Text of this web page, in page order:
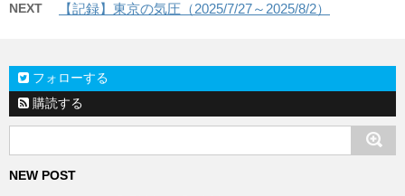
NEXT 【記録】東京の気圧（2025/7/27～2025/8/2）
フォローする
購読する
NEW POST